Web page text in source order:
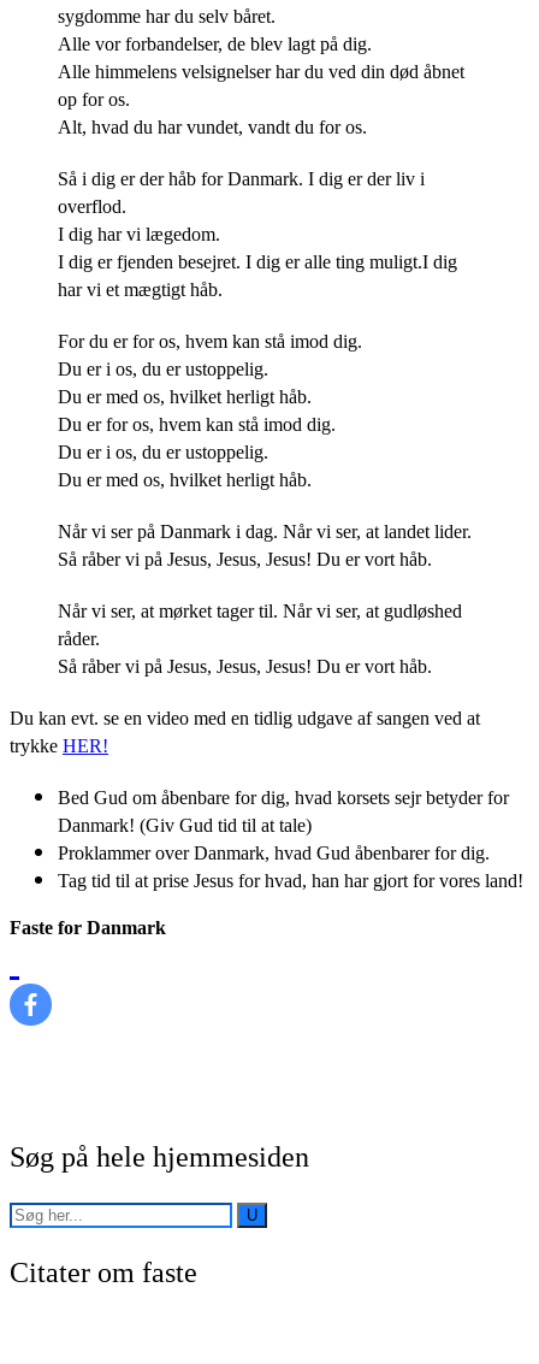
sygdomme har du selv båret.
Alle vor forbandelser, de blev lagt på dig.
Alle himmelens velsignelser har du ved din død åbnet
op for os.
Alt, hvad du har vundet, vandt du for os.
Så i dig er der håb for Danmark. I dig er der liv i
overflod.
I dig har vi lægedom.
I dig er fjenden besejret. I dig er alle ting muligt.I dig
har vi et mægtigt håb.
For du er for os, hvem kan stå imod dig.
Du er i os, du er ustoppelig.
Du er med os, hvilket herligt håb.
Du er for os, hvem kan stå imod dig.
Du er i os, du er ustoppelig.
Du er med os, hvilket herligt håb.
Når vi ser på Danmark i dag. Når vi ser, at landet lider.
Så råber vi på Jesus, Jesus, Jesus! Du er vort håb.
Når vi ser, at mørket tager til. Når vi ser, at gudløshed
råder.
Så råber vi på Jesus, Jesus, Jesus! Du er vort håb.
Du kan evt. se en video med en tidlig udgave af sangen ved at
trykke HER!
Bed Gud om åbenbare for dig, hvad korsets sejr betyder for
Danmark! (Giv Gud tid til at tale)
Proklammer over Danmark, hvad Gud åbenbarer for dig.
Tag tid til at prise Jesus for hvad, han har gjort for vores land!
Faste for Danmark
Søg på hele hjemmesiden
Citater om faste